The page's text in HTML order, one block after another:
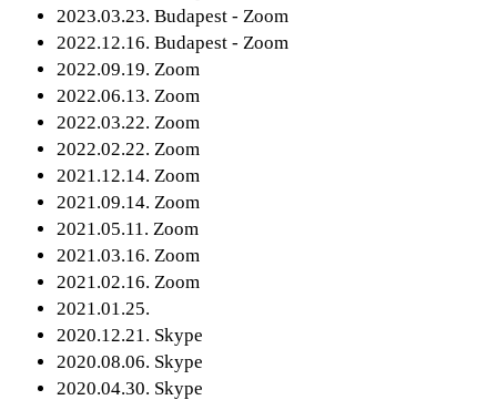
2023.03.23. Budapest - Zoom
2022.12.16. Budapest - Zoom
2022.09.19. Zoom
2022.06.13. Zoom
2022.03.22. Zoom
2022.02.22. Zoom
2021.12.14. Zoom
2021.09.14. Zoom
2021.05.11. Zoom
2021.03.16. Zoom
2021.02.16. Zoom
2021.01.25.
2020.12.21. Skype
2020.08.06. Skype
2020.04.30. Skype